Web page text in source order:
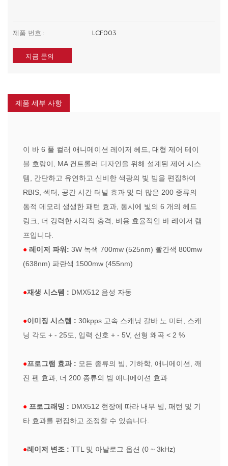
제품 번호.: LCF003
지금 문의
제품 세부 사항
이 바 6 풀 컬러 애니메이션 레이저 헤드, 대형 제어 테이
블 호랑이, MA 컨트롤러 디자인을 위해 설계된 제어 시스
템, 간단하고 유연하고 신비한 색광의 빛 빔을 편집하여
RBIS, 섹터, 공간 시간 터널 효과 및 더 많은 200 종류의
동적 메모리 생생한 패턴 효과, 동시에 빛의 6 개의 헤드
링크, 더 강력한 시각적 충격, 비용 효율적인 바 레이저 램
프입니다.
● 레이저 파워 : 3W 녹색 700mw (525nm) 빨간색 800mw
(638nm) 파란색 1500mw (455nm)
●재생 시스템 : DMX512 음성 자동
●이미징 시스템 : 30kpps 고속 스캐닝 갈바 노 미터, 스캐
닝 각도 + - 25도, 입력 신호 + - 5V, 선형 왜곡 < 2 %
●프로그램 효과 : 모든 종류의 빔, 기하학, 애니메이션, 깨
진 펜 효과, 더 200 종류의 빔 애니메이션 효과
● 프로그래밍 : DMX512 현장에 따라 내부 빔, 패턴 및 기
타 효과를 편집하고 조정할 수 있습니다.
●레이저 변조 : TTL 및 아날로그 옵션 (0 ~ 3kHz)